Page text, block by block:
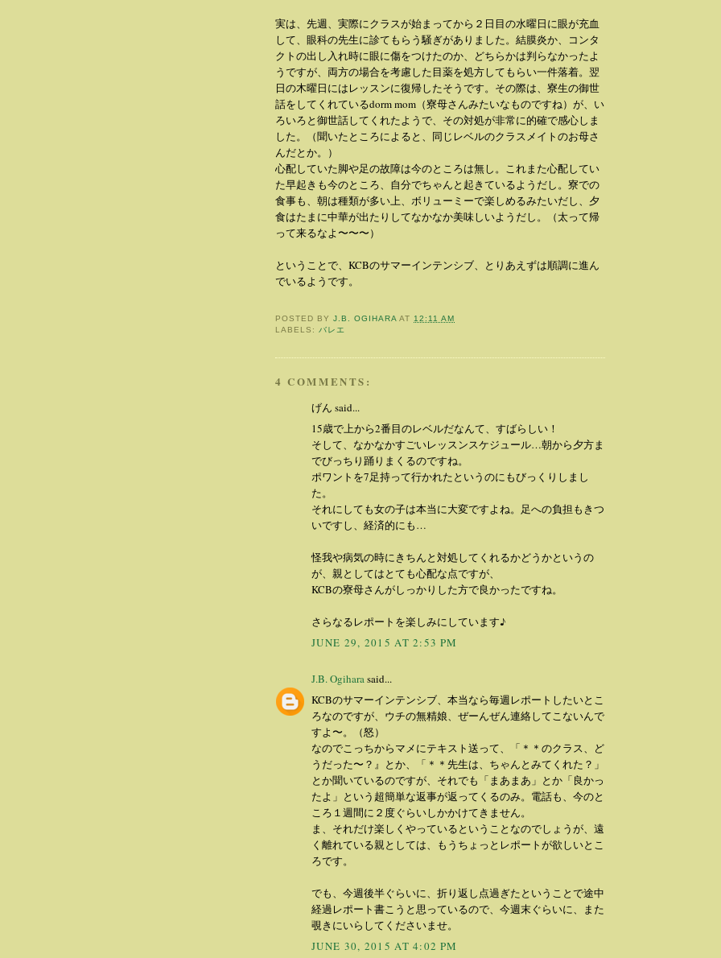
実は、先週、実際にクラスが始まってから２日目の水曜日に眼が充血
して、眼科の先生に診てもらう騒ぎがありました。結膜炎か、コンタ
クトの出し入れ時に眼に傷をつけたのか、どちらかは判らなかったよ
うですが、両方の場合を考慮した目薬を処方してもらい一件落着。翌
日の木曜日にはレッスンに復帰したそうです。その際は、寮生の御世
話をしてくれているdorm mom（寮母さんみたいなものですね）が、い
ろいろと御世話してくれたようで、その対処が非常に的確で感心しま
した。（聞いたところによると、同じレベルのクラスメイトのお母さ
んだとか。）
心配していた脚や足の故障は今のところは無し。これまた心配してい
た早起きも今のところ、自分でちゃんと起きているようだし。寮での
食事も、朝は種類が多い上、ボリューミーで楽しめるみたいだし、夕
食はたまに中華が出たりしてなかなか美味しいようだし。（太って帰
って来るなよ〜〜〜）
ということで、KCBのサマーインテンシブ、とりあえずは順調に進ん
でいるようです。
POSTED BYJ.B. OGIHARA AT 12:11 AM
LABELS: バレエ
4 COMMENTS:
げん said...
15歳で上から2番目のレベルだなんて、すばらしい！
そして、なかなかすごいレッスンスケジュール…朝から夕方ま
でびっちり踊りまくるのですね。
ポワントを7足持って行かれたというのにもびっくりしまし
た。
それにしても女の子は本当に大変ですよね。足への負担もきつ
いですし、経済的にも…
怪我や病気の時にきちんと対処してくれるかどうかというの
が、親としてはとても心配な点ですが、
KCBの寮母さんがしっかりした方で良かったですね。
さらなるレポートを楽しみにしています♪
JUNE 29, 2015 AT 2:53 PM
J.B. Ogihara said...
KCBのサマーインテンシブ、本当なら毎週レポートしたいとこ
ろなのですが、ウチの無精娘、ぜーんぜん連絡してこないんで
すよ〜。（怒）
なのでこっちからマメにテキスト送って、「＊＊のクラス、ど
うだった〜？』とか、「＊＊先生は、ちゃんとみてくれた？」
とか聞いているのですが、それでも「まあまあ」とか「良かっ
たよ」という超簡単な返事が返ってくるのみ。電話も、今のと
ころ１週間に２度ぐらいしかかけてきません。
ま、それだけ楽しくやっているということなのでしょうが、遠
く離れている親としては、もうちょっとレポートが欲しいとこ
ろです。
でも、今週後半ぐらいに、折り返し点過ぎたということで途中
経過レポート書こうと思っているので、今週末ぐらいに、また
覗きにいらしてくださいませ。
JUNE 30, 2015 AT 4:02 PM